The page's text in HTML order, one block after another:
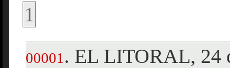
1
00001 . EL LITORAL, 24